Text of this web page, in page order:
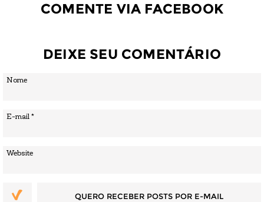
COMENTE VIA FACEBOOK
DEIXE SEU COMENTÁRIO
QUERO RECEBER POSTS POR E-MAIL